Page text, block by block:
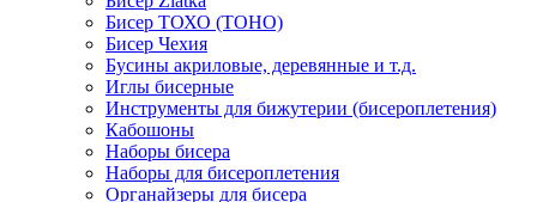
Бисер ТОХО (TOHO)
Бисер Чехия
Бусины акриловые, деревянные и т.д.
Иглы бисерные
Инструменты для бижутерии (бисероплетения)
Кабошоны
Наборы бисера
Наборы для бисероплетения
Органайзеры для бисера